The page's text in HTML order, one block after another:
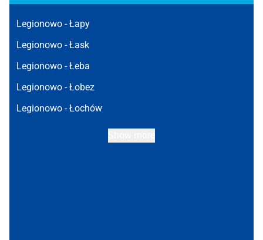
Legionowo -Łapy
Legionowo -Łask
Legionowo -Łeba
Legionowo -Łobez
Legionowo -Łochów